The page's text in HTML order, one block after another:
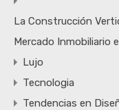
La Construcción
Mercado Inmobiliario
Lujo
Tecnologia
Tendencias en